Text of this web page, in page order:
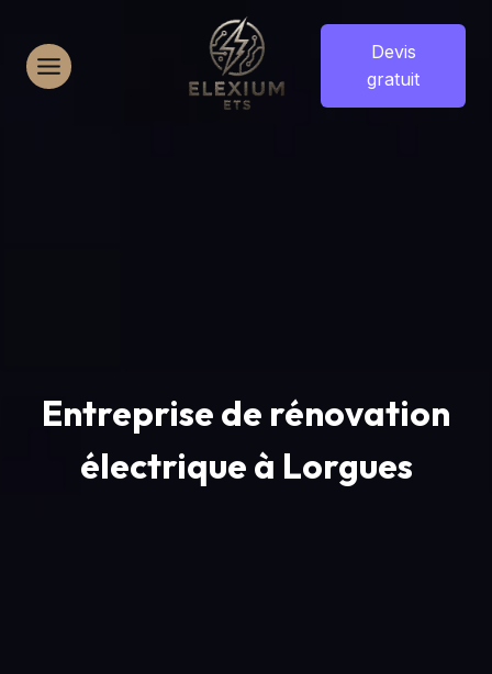
contenu
Devis
gratuit
Entreprise de rénovation
électrique à Lorgues